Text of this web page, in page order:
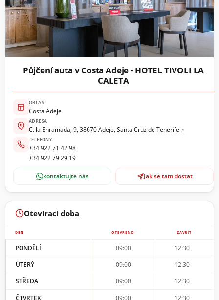
Půjčení auta v Costa Adeje - HOTEL TIVOLI LA
CALETA
OBLAST
Costa Adeje
ADRESA
C. la Enramada, 9, 38670 Adeje, Santa Cruz de Tenerife
TELEFONY
+34 922 71 42 98
+34 922 79 29 19
kontaktujte nás Jak se tam dostat
Otevírací doba
DEN OTEVŘENO ZAVŘÍT
PONDĚLÍ 09:00
12:30
ÚTERÝ
09:00
12:30
STŘEDA
09:00
12:30
ČTVRTEK
09:00
12:30